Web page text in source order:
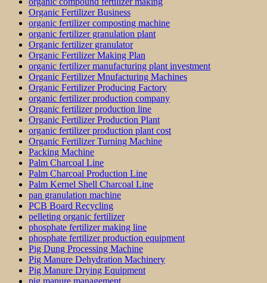
Organic Fertilizer Business
organic fertilizer composting machine
organic fertilizer granulation plant
Organic fertilizer granulator
Organic Fertilizer Making Plan
organic fertilizer manufacturing plant investment
Organic Fertilizer Mnufacturing Machines
Organic Fertilizer Producing Factory
organic fertilizer production company
Organic fertilizer production line
Organic Fertilizer Production Plant
organic fertilizer production plant cost
Organic Fertilizer Turning Machine
Packing Machine
Palm Charcoal Line
Palm Charcoal Production Line
Palm Kernel Shell Charcoal Line
pan granulation machine
PCB Board Recycling
pelleting organic fertilizer
phosphate fertilizer making line
phosphate fertilizer production equipment
Pig Dung Processing Machine
Pig Manure Dehydration Machinery
Pig Manure Drying Equipment
pig manure management